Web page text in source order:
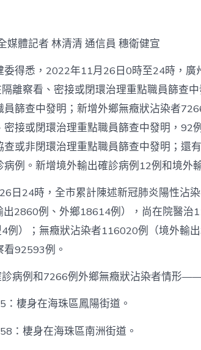
場
所
公
布！
26
日
廣
州
外
鄉
新
增
1
甜
心
找
包
46+7266〉
中
媒體記者 林清清 通信員 穗衛健宣
委得悉，2022年11月26日0時至24時，廣
離察看、密接或閉環治理重點職員篩查
員篩查中發明；新增外鄉無癥狀沾染者
密接或閉環治理重點職員篩查中發明，92
查或非閉環治理重點職員篩查中發明；還
例。新增境外輸出確診病例12例和境外
日24時，全市累計陳述新冠肺炎陽性沾
2860例、外鄉18614例），尚在院醫治
例）；無癥狀沾染者116020例（境外輸
92593例。
病例和7266例外鄉無癥狀沾染者情形
棲身在海珠區鳳陽街道。
：棲身在海珠區南洲街道。